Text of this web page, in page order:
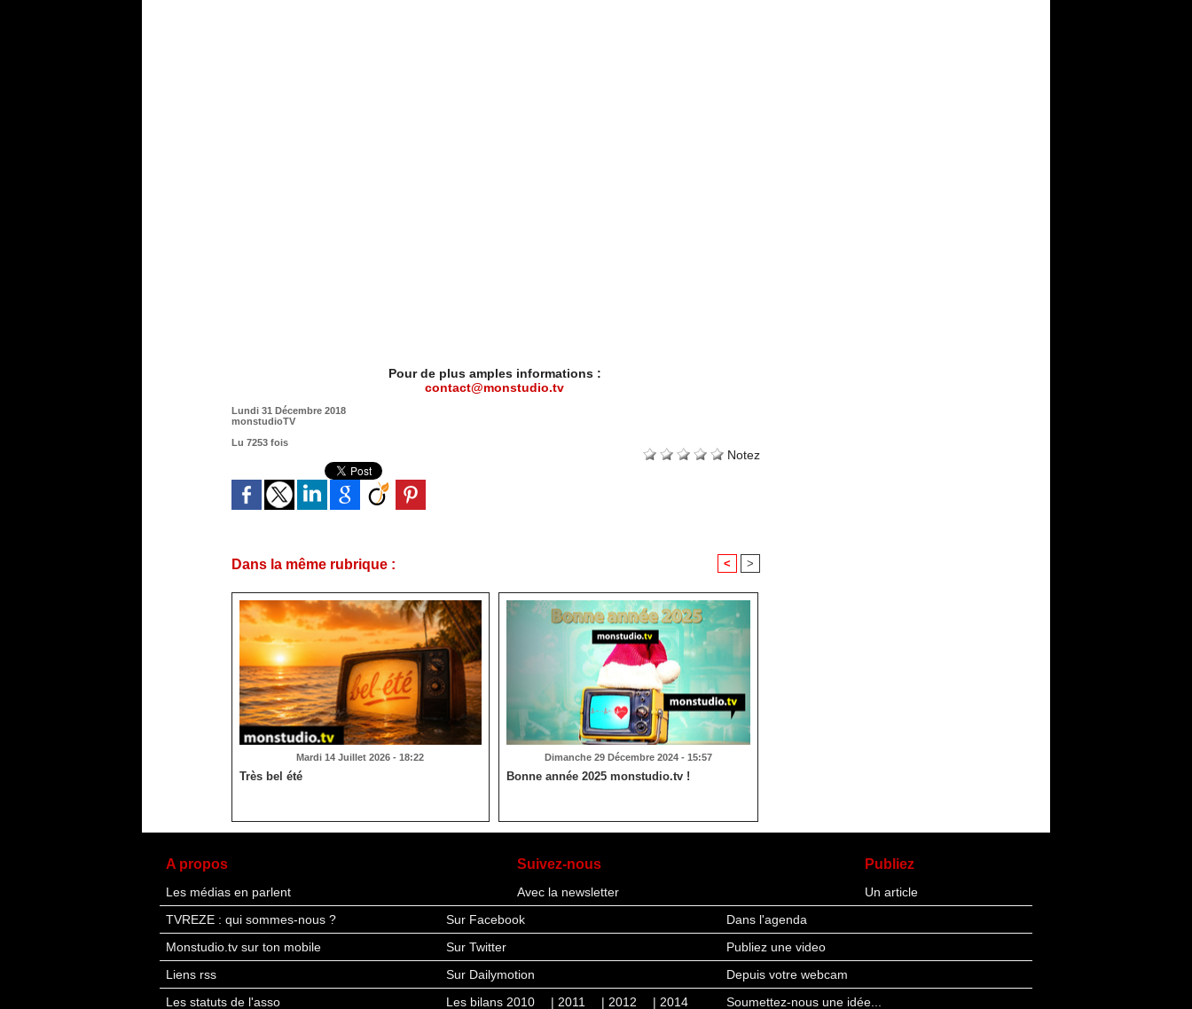
Pour de plus amples informations :
contact@monstudio.tv
Lundi 31 Décembre 2018
monstudioTV
Lu 7253 fois
Notez
Dans la même rubrique : < >
Mardi 14 Juillet 2026 - 18:22
Très bel été
Dimanche 29 Décembre 2024 - 15:57
Bonne année 2025 monstudio.tv !
A propos
Les médias en parlent
Suivez-nous
Avec la newsletter
Publiez
Un article
TVREZE : qui sommes-nous ?
Sur Facebook
Dans l'agenda
Monstudio.tv sur ton mobile
Sur Twitter
Publiez une video
Liens rss
Sur Dailymotion
Depuis votre webcam
Les statuts de l'asso
Les bilans 2010 | 2011 | 2012 | 2014 Soumettez-nous une idée...